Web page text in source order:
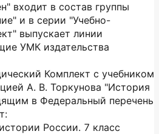
входит в состав группы
и в серии "Учебно-
выпускает линии
УМК издательства
Комплект с учебником
А. В. Торкунова "История
в Федеральный перечень
России. 7 класс